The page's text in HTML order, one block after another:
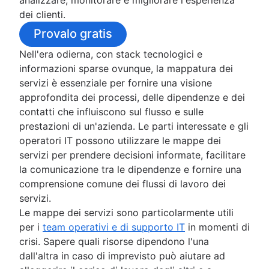
MTTF (tempo medio al verificarsi di un
imprevisti a confronto
ChatOps
operazioni IT
Come sviluppare un piano di ripristino di
emergenza del reparto IT
Esempi di piani di ripristino di emergenza
Best practice per il monitoraggio dei bug
Modello
Imparzialità
Report
Riunione
Timeline
I 5 perché
Pubblico e privato a confronto
Comunicazione di imprevisti
Programma di reperibilità
Automazione delle notifiche ai clienti
Manuale
Panoramica
Risposta agli imprevisti
Analisi retrospettive
Generatore di modelli
Glossario
Scarica il manuale
The State of Incident Management Report
The State of Incident Management 2021
Compliance Management Software
Compliance Management Software
Compliance Management Software
Tre suggerimenti di implementazione per ESM
Comprendere il processo di offboarding
Strategie di gestione dell'esperienza dei
I 9 migliori software di onboarding
Piattaforme di esperienza dei dipendenti
Flusso di lavoro di onboarding
Checklist di onboarding dei dipendenti
Servizio di consegna IT
Software di help desk delle risorse umane
Centro servizi delle risorse umane
Gestione dei casi per le risorse umane
Strumenti di gestione delle modifiche
Automazione delle risorse umane
Governance dei dati
Modello di erogazione del servizio per le
umane
Gestione delle conoscenze delle risorse umane
Automazione del flusso di lavoro delle Risorse
Transizione dei servizi ITIL
Miglioramento continuo del servizio
Gestione dell'infrastruttura IT
Infrastruttura di rete
Gestione delle operazioni IT
Panoramica
Aggiornamento del sistema
Mappatura dei servizi
Mappatura delle dipendenze delle applicazioni
Infrastruttura IT
IT Governance
dei clienti.
Provalo gratis
Nell'era odierna, con stack tecnologici e
informazioni sparse ovunque, la mappatura dei
servizi è essenziale per fornire una visione
approfondita dei processi, delle dipendenze e dei
contatti che influiscono sul flusso e sulle
prestazioni di un'azienda. Le parti interessate e gli
operatori IT possono utilizzare le mappe dei
servizi per prendere decisioni informate, facilitare
la comunicazione tra le dipendenze e fornire una
comprensione comune dei flussi di lavoro dei
servizi.
Le mappe dei servizi sono particolarmente utili
per i team operativi e di supporto IT in momenti di
crisi. Sapere quali risorse dipendono l'una
dall'altra in caso di imprevisto può aiutare ad